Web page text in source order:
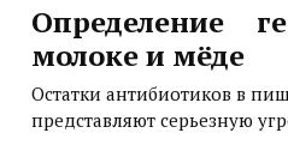
Определение
молоке и мёде
Остатки антибиотиков в
представляют серьезную